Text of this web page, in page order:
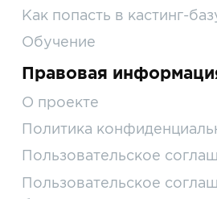
Как попасть в кастинг-
Обучение
Правовая
О проекте
Политика
Пользовательское
Пользовательское